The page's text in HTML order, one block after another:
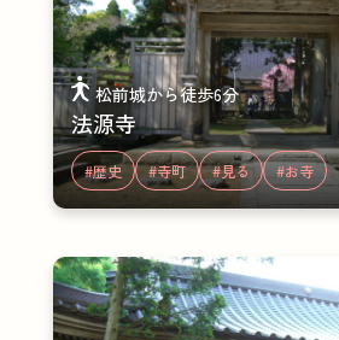
松前城から徒歩6分
法源寺
#歴史 #寺町 #見る #お寺